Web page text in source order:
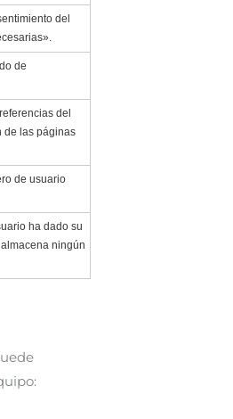
del
de
del
de las páginas
de usuario
ha dado su
ningún